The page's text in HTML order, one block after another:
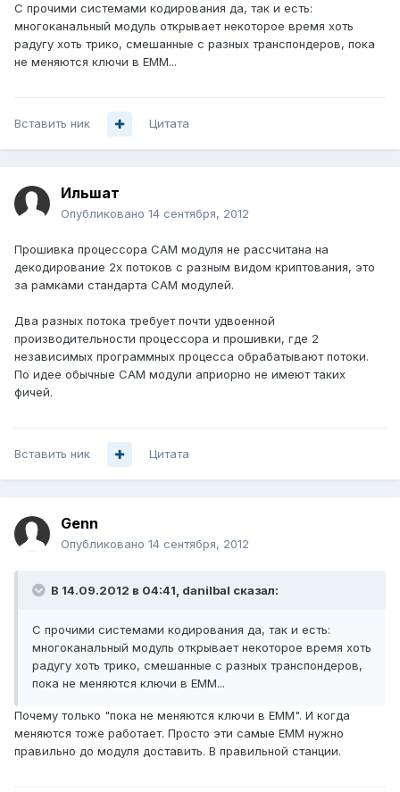
С прочими системами кодирования да, так и есть:
многоканальный модуль открывает некоторое время хоть
радугу хоть трико, смешанные с разных транспондеров, пока
не меняются ключи в EMM...
Вставить ник Цитата
Ильшат
Опубликовано 14 сентября, 2012
Прошивка процессора CAM модуля не рассчитана на
декодирование 2х потоков с разным видом криптования, это
за рамками стандарта CAM модулей.
Два разных потока требует почти удвоенной
производительности процессора и прошивки, где 2
независимых программных процесса обрабатывают потоки.
По идее обычные CAM модули априорно не имеют таких
фичей.
Вставить ник Цитата
Genn
Опубликовано 14 сентября, 2012
В 14.09.2012 в 04:41, danilbal сказал:
С прочими системами кодирования да, так и есть:
многоканальный модуль открывает некоторое время хоть
радугу хоть трико, смешанные с разных транспондеров,
пока не меняются ключи в EMM...
Почему только "пока не меняются ключи в ЕММ". И когда
меняются тоже работает. Просто эти самые ЕММ нужно
правильно до модуля доставить. В правильной станции.